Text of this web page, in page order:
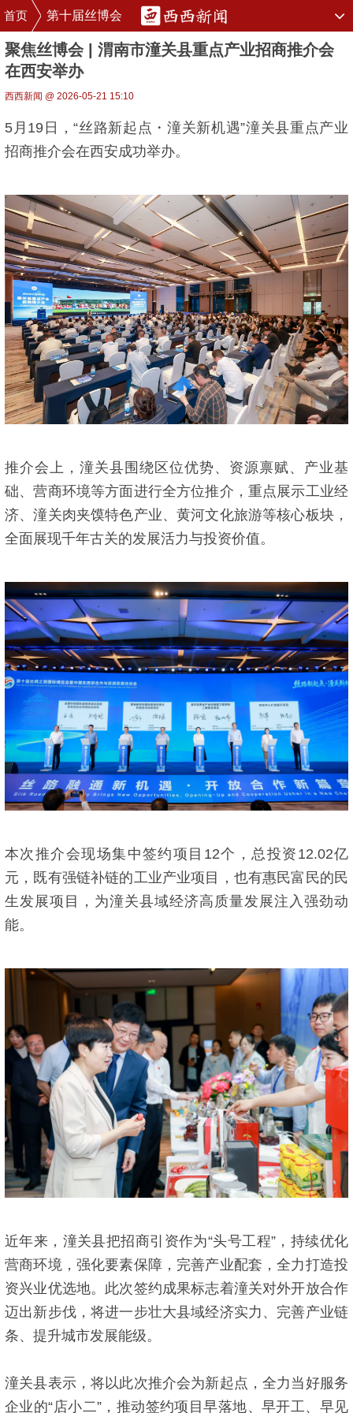
首页 第十届丝博会
聚焦丝博会 | 渭南市潼关县重点产业招商推介会
在西安举办
西西新闻 @ 2026-05-21 15:10
5月19日，“丝路新起点・潼关新机遇”潼关县重点产业
招商推介会在西安成功举办。
推介会上，潼关县围绕区位优势、资源禀赋、产业基
础、营商环境等方面进行全方位推介，重点展示工业经
济、潼关肉夹馍特色产业、黄河文化旅游等核心板块，
全面展现千年古关的发展活力与投资价值。
本次推介会现场集中签约项目12个，总投资12.02亿
元，既有强链补链的工业产业项目，也有惠民富民的民
生发展项目，为潼关县域经济高质量发展注入强劲动
能。
近年来，潼关县把招商引资作为“头号工程”，持续优化
营商环境，强化要素保障，完善产业配套，全力打造投
资兴业优选地。此次签约成果标志着潼关对外开放合作
迈出新步伐，将进一步壮大县域经济实力、完善产业链
条、提升城市发展能级。
潼关县表示，将以此次推介会为新起点，全力当好服务
企业的“店小二”，推动签约项目早落地、早开工、早见